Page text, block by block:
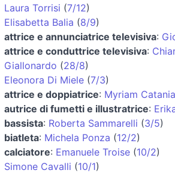
Laura Torrisi (7/12)
Elisabetta Balia (8/9)
attrice e annunciatrice televisiva:
attrice e conduttrice televisiva:
Giallonardo (28/8)
Eleonora Di Miele (7/3)
attrice e doppiatrice: Myriam Catania
autrice di fumetti e illustratrice:
bassista: Roberta Sammarelli (3/5)
biatleta: Michela Ponza (12/2)
calciatore: Emanuele Troise (10/2)
Simone Cavalli (10/1)